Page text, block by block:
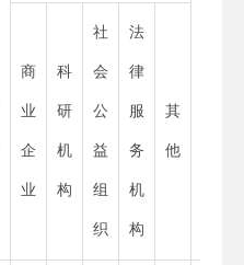
商
业
企
业
科
研
机
构
社
会
公
益
组
织
法
律
服
务
机
构
其
他